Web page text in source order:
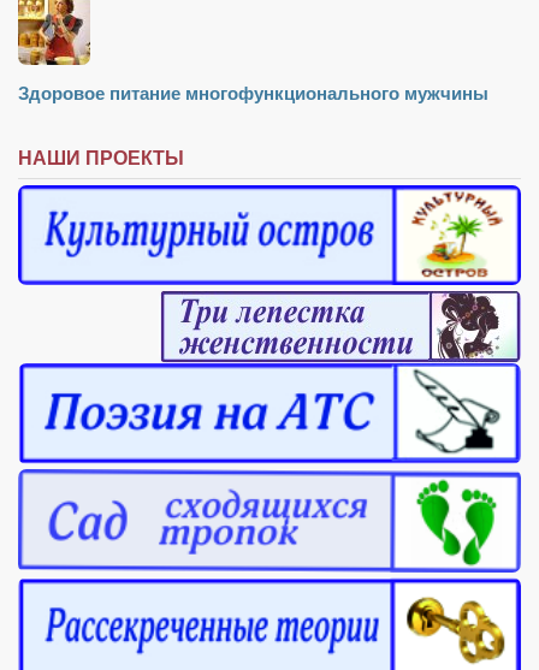
Здоровое питание многофункционального мужчины
НАШИ ПРОЕКТЫ